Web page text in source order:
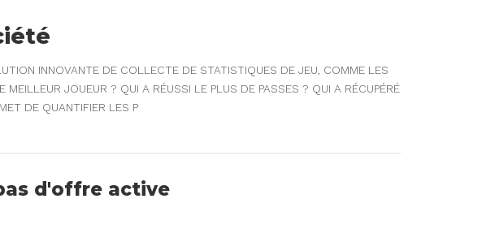
INNOVANTE DE COLLECTE DE STATISTIQUES DE JEU, COMME LES
MEILLEUR JOUEUR ? QUI A RÉUSSI LE PLUS DE PASSES ? QUI A RÉCUPÉRÉ
DE QUANTIFIER LES P
d'offre active